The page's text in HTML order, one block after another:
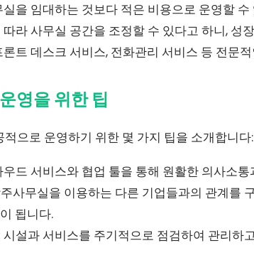
을 임대하는 것보다 적은 비용으로 운영할
따라 사무실 공간을 조정할 수 있다고 하니, 성
론트 데스크 서비스, 전화관리 서비스 등 전문
영을 위한 팁
으로 운영하기 위한 몇 가지 팁을 소개합니다:
우드 서비스와 협업 툴을 통해 원활한 의사소
사무실을 이용하는 다른 기업들과의 관계를
됩니다.
시설과 서비스를 주기적으로 점검하여 관리하